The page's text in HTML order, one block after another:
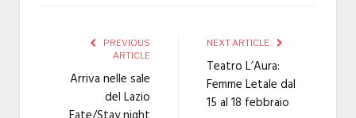
PREVIOUS
ARTICLE
Arriva nelle sale
del Lazio
NEXT ARTICLE
Teatro L’Aura:
Femme Letale dal
15 al 18 febbraio